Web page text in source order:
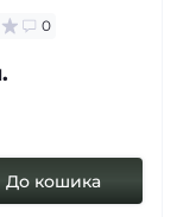
0
До кошика